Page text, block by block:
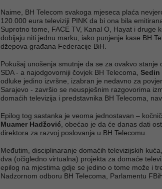
Naime, BH Telecom svakoga mjeseca plaća
120.000 eura televiziji PINK da bi ona bila
Suprotno tome, FACE TV, Kanal O, Hayat i druge
dobijaju niti jednu marku, iako punjenje kase BH
džepova građana Federacije BiH.
Pokušaj unošenja smutnje da se za ovakvo stanje
SDA - a najodgovorniji čovjek BH Telecoma, Sedin
odluke jedino izvršne, izabran je nedavno za
Sarajevo - završio se neuspješnim razgovorima
domaćih televizija i predstavnika BH Telecoma,
Epilog tog sastanka je veoma jednostavan –
Muamer Hadžović , obećao je da će danas dati
direktora za razvoj poslovanja u BH Telecomu.
Međutim, disciplinaranje domaćih televizijskih
dva (očigledno virtualna) projekta za domaće
epilog na mjestima gdje se jedino o tome može i
Nadzornom odboru BH Telecoma, Parlamentu